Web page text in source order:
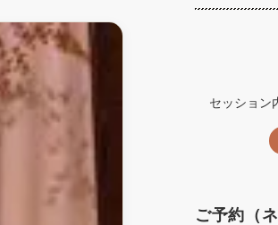
セッション
ご予約（ネ